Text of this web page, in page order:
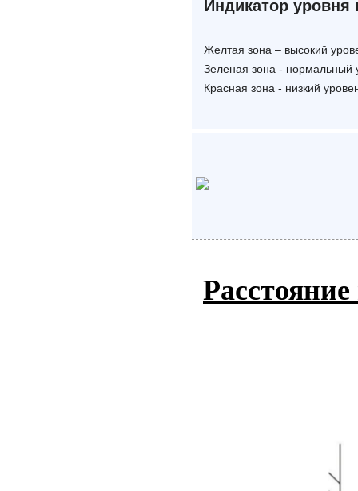
Индикатор
Желтая зона – высокий
Зеленая зона - нормальный
Красная зона - низкий